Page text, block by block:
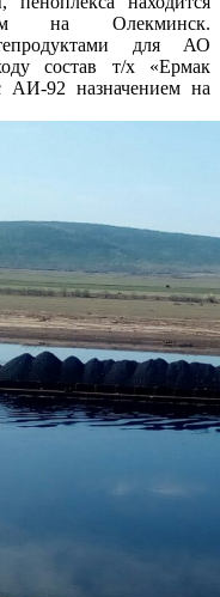
на Олекминск.
для АО
состав т/х «Ермак
92 назначением на